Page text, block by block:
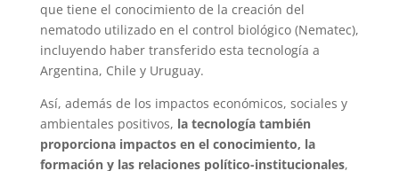
que tiene el conocimiento de la creación del
nematodo utilizado en el control biológico (Nematec),
incluyendo haber transferido esta tecnología a
Argentina, Chile y Uruguay.
Así, además de los impactos económicos, sociales y
ambientales positivos, la tecnología también
proporciona impactos en el conocimiento, la
formación y las relaciones político-institucionales,